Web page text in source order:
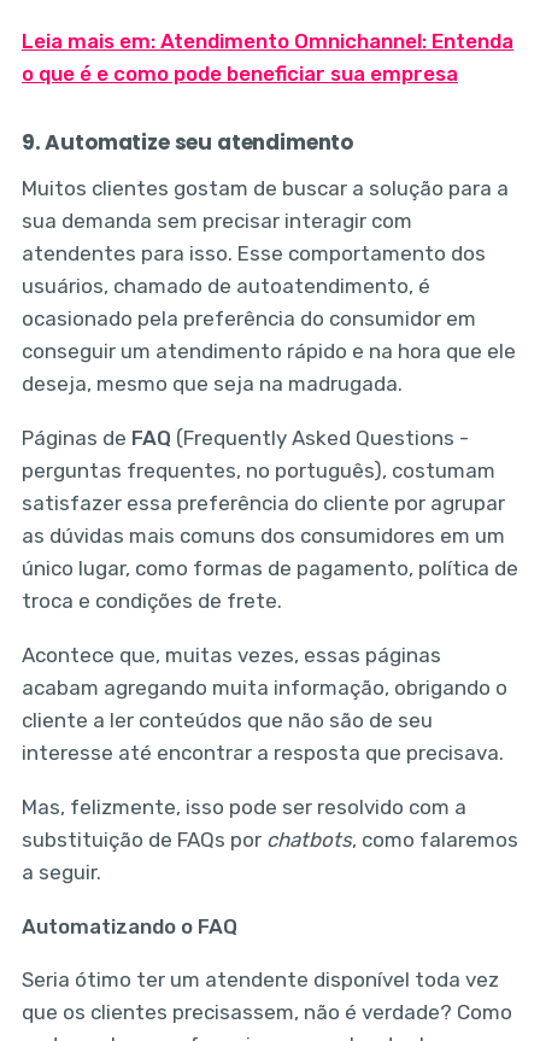
Leia mais em: Atendimento Omnichannel: Entenda
o que é e como pode beneficiar sua empresa
9. Automatize seu atendimento
Muitos clientes gostam de buscar a solução para a
sua demanda sem precisar interagir com
atendentes para isso. Esse comportamento dos
usuários, chamado de autoatendimento, é
ocasionado pela preferência do consumidor em
conseguir um atendimento rápido e na hora que ele
deseja, mesmo que seja na madrugada.
Páginas de FAQ (Frequently Asked Questions -
perguntas frequentes, no português), costumam
satisfazer essa preferência do cliente por agrupar
as dúvidas mais comuns dos consumidores em um
único lugar, como formas de pagamento, política de
troca e condições de frete.
Acontece que, muitas vezes, essas páginas
acabam agregando muita informação, obrigando o
cliente a ler conteúdos que não são de seu
interesse até encontrar a resposta que precisava.
Mas, felizmente, isso pode ser resolvido com a
substituição de FAQs por chatbots, como falaremos
a seguir.
Automatizando o FAQ
Seria ótimo ter um atendente disponível toda vez
que os clientes precisassem, não é verdade? Como